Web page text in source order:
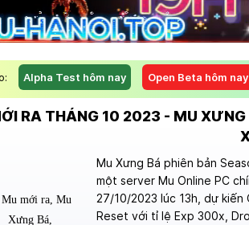
Alpha Test hôm nay Open Beta hôm nay
RA THÁNG 10 2023 - MU
Mu Xưng Bá phiên bản
một server Mu Online PC
27/10/2023 lúc 13h, dự
Reset với tỉ lệ Exp 300x,